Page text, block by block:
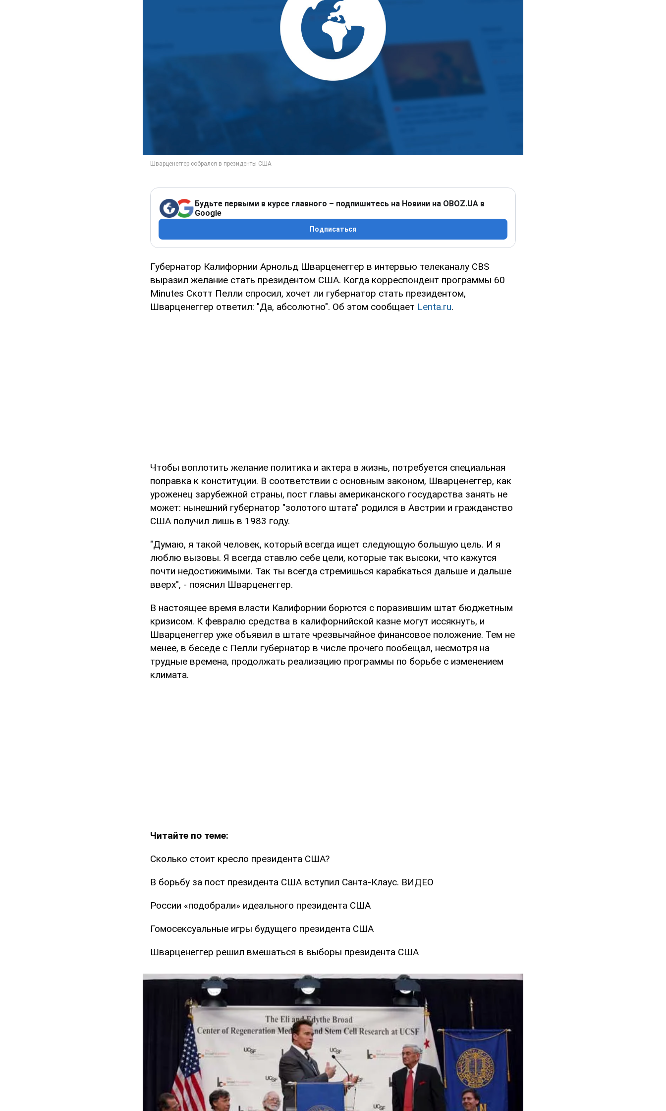
Будьте первыми в курсе главного – подпишитесь на Новини на OBOZ.UA в
Google
Подписаться
Губернатор Калифорнии Арнольд Шварценеггер в интервью телеканалу CBS
выразил желание стать президентом США. Когда корреспондент программы 60
Minutes Скотт Пелли спросил, хочет ли губернатор стать президентом,
Шварценеггер ответил: "Да, абсолютно". Об этом сообщает Lenta.ru.
Чтобы воплотить желание политика и актера в жизнь, потребуется специальная
поправка к конституции. В соответствии с основным законом, Шварценеггер, как
уроженец зарубежной страны, пост главы американского государства занять не
может: нынешний губернатор "золотого штата" родился в Австрии и гражданство
США получил лишь в 1983 году.
"Думаю, я такой человек, который всегда ищет следующую большую цель. И я
люблю вызовы. Я всегда ставлю себе цели, которые так высоки, что кажутся
почти недостижимыми. Так ты всегда стремишься карабкаться дальше и дальше
вверх", - пояснил Шварценеггер.
В настоящее время власти Калифорнии борются с поразившим штат бюджетным
кризисом. К февралю средства в калифорнийской казне могут иссякнуть, и
Шварценеггер уже объявил в штате чрезвычайное финансовое положение. Тем не
менее, в беседе с Пелли губернатор в числе прочего пообещал, несмотря на
трудные времена, продолжать реализацию программы по борьбе с изменением
климата.
Читайте по теме:
Сколько стоит кресло президента США?
В борьбу за пост президента США вступил Санта-Клаус. ВИДЕО
России «подобрали» идеального президента США
Гомосексуальные игры будущего президента США
Шварценеггер решил вмешаться в выборы президента США